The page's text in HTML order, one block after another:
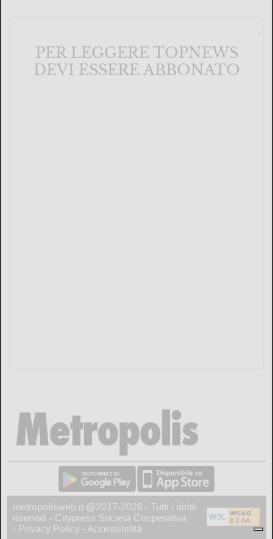
PER LEGGERE TOPNEWS
DEVI ESSERE ABBONATO
metropolisweb.it @2017-2026 - Tutti i diritti
riservati - Citypress Società Cooperativa
- Privacy Policy - Accessibilità